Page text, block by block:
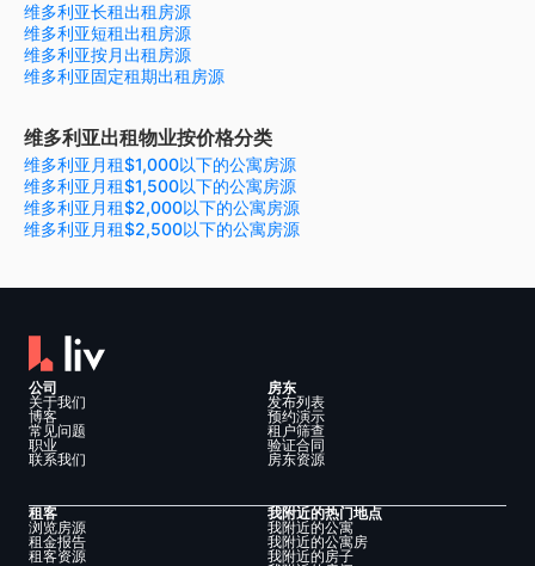
维多利亚长租出租房源
维多利亚短租出租房源
维多利亚按月出租房源
维多利亚固定租期出租房源
维多利亚出租物业按价格分类
维多利亚月租$1,000以下的公寓房源
维多利亚月租$1,500以下的公寓房源
维多利亚月租$2,000以下的公寓房源
维多利亚月租$2,500以下的公寓房源
公司
关于我们
博客
常见问题
职业
联系我们
房东
发布列表
预约演示
租户筛查
验证合同
房东资源
租客
浏览房源
租金报告
租客资源
我附近的热门地点
我附近的公寓
我附近的公寓房
我附近的房子